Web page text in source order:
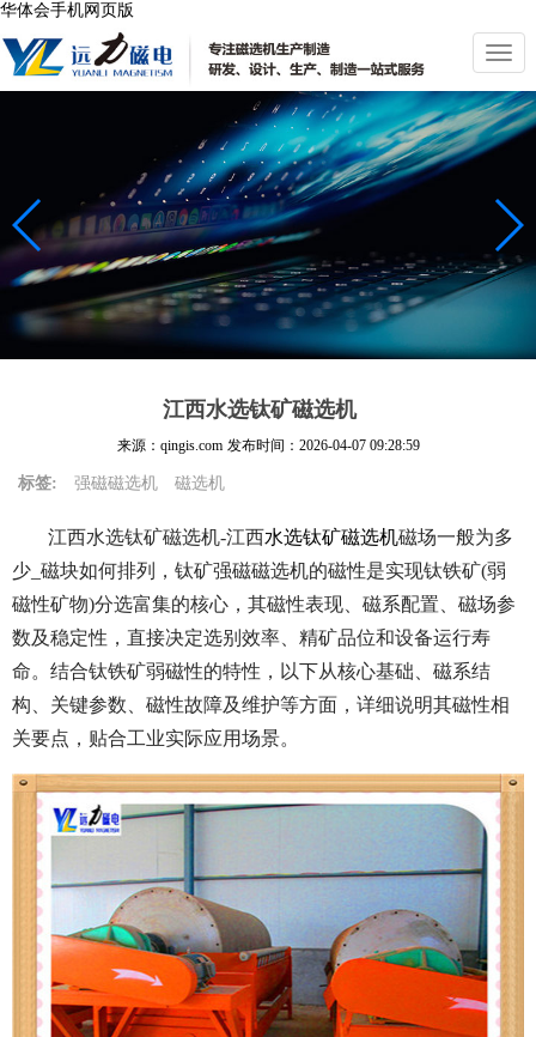
华体会手机网页版
切
换
导
航
江西水选钛矿磁选机
来源：qingis.com 发布时间： 2026-04-07 09:28:59
标签: 强磁磁选机 磁选机
江西水选钛矿磁选机-江西水选钛矿磁选机磁场一般为多
少_磁块如何排列，钛矿强磁磁选机的磁性是实现钛铁矿(弱
磁性矿物)分选富集的核心，其磁性表现、磁系配置、磁场参
数及稳定性，直接决定选别效率、精矿品位和设备运行寿
命。结合钛铁矿弱磁性的特性，以下从核心基础、磁系结
构、关键参数、磁性故障及维护等方面，详细说明其磁性相
关要点，贴合工业实际应用场景。